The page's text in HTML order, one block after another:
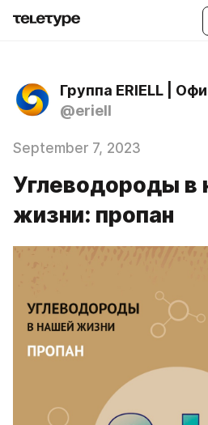
Группа ERIELL |
@eriell
September 7, 2023
Углеводороды в
жизни: пропан